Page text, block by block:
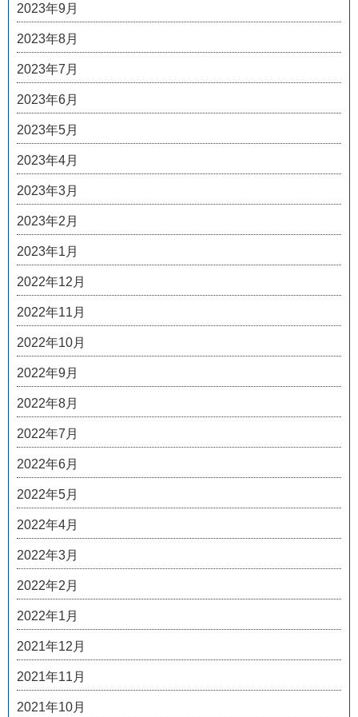
2023年9月
2023年8月
2023年7月
2023年6月
2023年5月
2023年4月
2023年3月
2023年2月
2023年1月
2022年12月
2022年11月
2022年10月
2022年9月
2022年8月
2022年7月
2022年6月
2022年5月
2022年4月
2022年3月
2022年2月
2022年1月
2021年12月
2021年11月
2021年10月